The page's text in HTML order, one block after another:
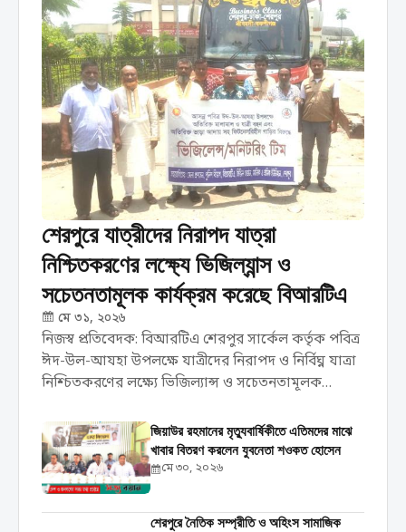
শেরপুরে যাত্রীদের নিরাপদ যাত্রা
নিশ্চিতকরণের লক্ষ্যে ভিজিল্যান্স ও
সচেতনতামূলক কার্যক্রম করেছে বিআরটিএ
মে ৩১, ২০২৬
নিজস্ব প্রতিবেদক: বিআরটিএ শেরপুর সার্কেল কর্তৃক পবিত্র
ঈদ-উল-আযহা উপলক্ষে যাত্রীদের নিরাপদ ও নির্বিঘ্ন যাত্রা
নিশ্চিতকরণের লক্ষ্যে ভিজিল্যান্স ও সচেতনতামূলক
শহরের বিভিন্ন পয়েন্টে এ কার্যক্রম পরিচালনা করা হয়। ...
জিয়াউর রহমানের মৃত্যুবার্ষিকীতে এতিমদের মাঝে
খাবার বিতরণ করলেন যুবনেতা শওকত হোসেন
মে ৩০, ২০২৬
শেরপুরে নৈতিক সম্প্রীতি ও অহিংস সামাজিক